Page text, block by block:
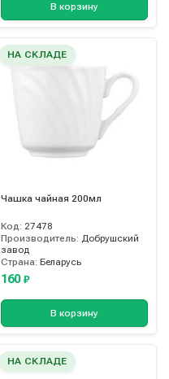
В корзину
НА СКЛАДЕ
Чашка чайная 200мл
Код: 27478
Производитель: Добрушский
завод
Страна: Беларусь
160 ₽
В корзину
НА СКЛАДЕ